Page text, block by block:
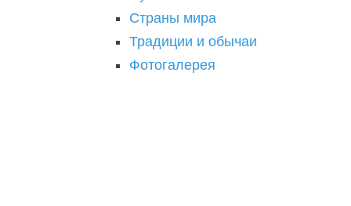
Страны мира
Традиции и обычаи
Фотогалерея